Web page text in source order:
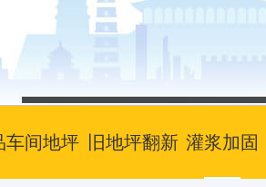
车间地坪 旧地坪翻新 灌浆加固